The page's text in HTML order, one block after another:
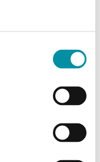
aria,